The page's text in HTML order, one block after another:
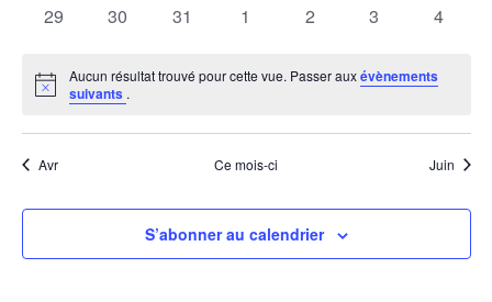
0
29
0
30
0
31
0
1
0
2
0
3
0
4
Notice
Aucun résultat trouvé pour cette vue. Passer auxévènements
suivants .
Avr Ce mois-ci Juin
S’abonner au calendrier